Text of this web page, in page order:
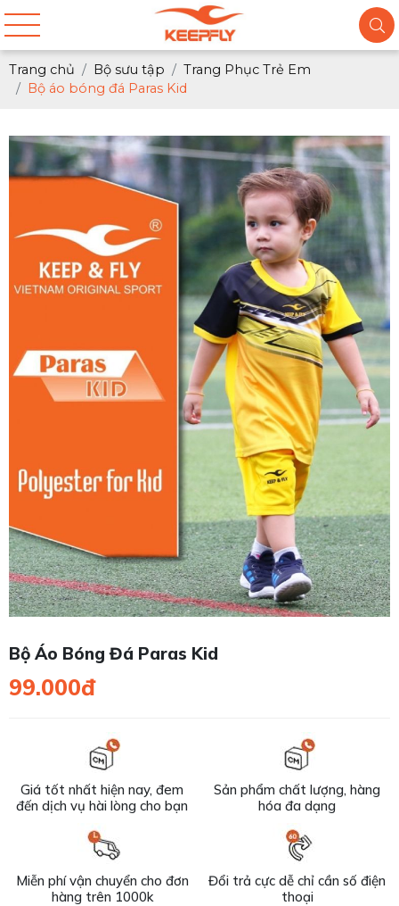
Trang chủ Bộ sưu tập
Trang Phục Trẻ Em
Bộ áo bóng đá Paras Kid
Bộ Áo Bóng Đá Paras Kid
99.000đ
Giá tốt nhất hiện nay, đem
đến dịch vụ hài lòng cho bạn
Sản phẩm chất lượng, hàng
hóa đa dạng
Miễn phí vận chuyển cho đơn
hàng trên 1000k
Đổi trả cực dễ chỉ cần số điện
thoại